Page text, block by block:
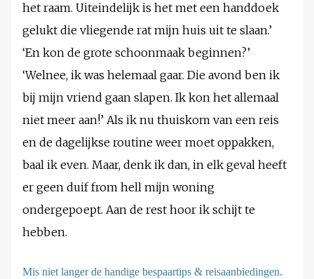
het raam. Uiteindelijk is het met een handdoek
gelukt die vliegende rat mijn huis uit te slaan.’
‘En kon de grote schoonmaak beginnen?’
‘Welnee, ik was helemaal gaar. Die avond ben ik
bij mijn vriend gaan slapen. Ik kon het allemaal
niet meer aan!’ Als ik nu thuiskom van een reis
en de dagelijkse routine weer moet oppakken,
baal ik even. Maar, denk ik dan, in elk geval heeft
er geen duif from hell mijn woning
ondergepoept. Aan de rest hoor ik schijt te
hebben.
Mis niet langer de handige bespaartips & reisaanbiedingen.